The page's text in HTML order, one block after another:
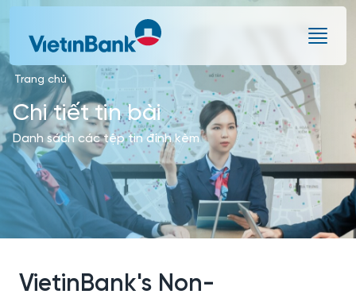
Trang chủ
Chi tiết tin bài
Danh sách các tệp tin đính kèm
VietinBank's Non-